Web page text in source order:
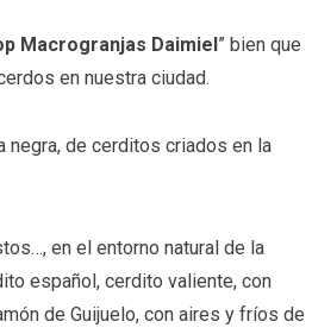
Macrogranjas Daimiel” bien que
en nuestra ciudad.
negra, de cerditos criados en la
en el entorno natural de la
español, cerdito valiente, con
de Guijuelo, con aires y fríos de